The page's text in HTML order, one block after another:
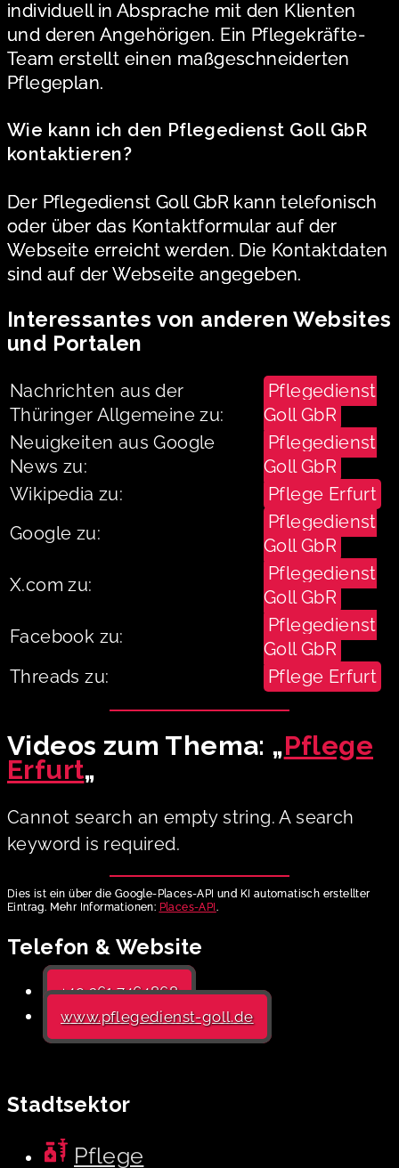
individuell in Absprache mit den Klienten
und deren Angehörigen. Ein Pflegekräfte-
Team erstellt einen maßgeschneiderten
Pflegeplan.
Wie kann ich den Pflegedienst Goll GbR
kontaktieren?
Der Pflegedienst Goll GbR kann telefonisch
oder über das Kontaktformular auf der
Webseite erreicht werden. Die Kontaktdaten
sind auf der Webseite angegeben.
Interessantes von anderen Websites
und Portalen
Nachrichten aus der
Thüringer Allgemeine zu:
Pflegedienst
Goll GbR
Neuigkeiten aus Google
News zu:
Pflegedienst
Goll GbR
Wikipedia zu:
Pflege Erfurt
Google zu:
Pflegedienst
Goll GbR
X.com zu:
Pflegedienst
Goll GbR
Facebook zu:
Pflegedienst
Goll GbR
Threads zu:
Pflege Erfurt
Videos zum Thema: „Pflege
Erfurt„
Cannot search an empty string. A search
keyword is required.
Dies ist ein über die Google-Places-API und KI automatisch erstellter
Eintrag. Mehr Informationen: Places-API .
Telefon & Website
+49 361 7464868
www.pflegedienst-goll.de
Stadtsektor
Pflege